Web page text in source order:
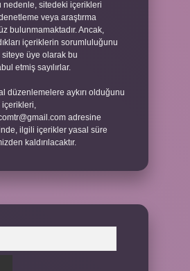
nedenle, sitedeki içerikleri
veya araştırma
bulunmamaktadır. Ancak,
içeriklerin sorumluluğunu
siteye üye olarak bu
etmiş sayılırlar.
düzenlemelere aykırı olduğunu
adresine
ilgili içerikler yasal süre
kaldırılacaktır.